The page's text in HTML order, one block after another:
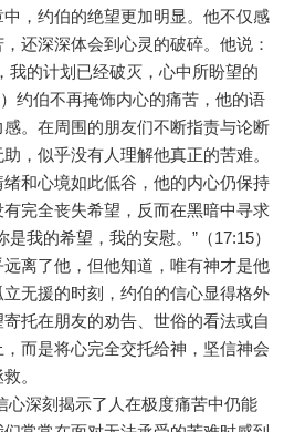
中，约伯的绝望更加明显。他不仅感
还深深体会到心灵的破碎。他说：
我的计划已经破灭，心中所盼望的
约伯不再掩饰内心的痛苦，他的语
。在周围的朋友们不断指责与论断
，似乎没有人理解他真正的苦难。
和心境如此低谷，他的内心仍保持
完全丧失希望，反而在黑暗中寻求
是我的希望，我的安慰。”（17:15）
离了他，但他知道，唯有神才是他
无援的时刻，约伯的信心显得格外
托在朋友的劝告、世俗的看法或自
而是将心完全交托给神，坚信神会
。
心深刻揭示了人在极度痛苦中仍能